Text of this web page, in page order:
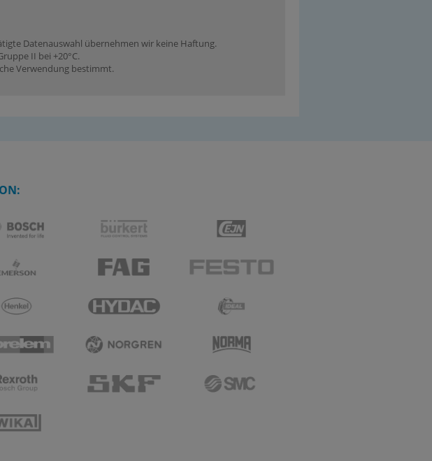
Datenauswahl übernehmen wir keine Haftung.
II bei +20°C.
Verwendung bestimmt.